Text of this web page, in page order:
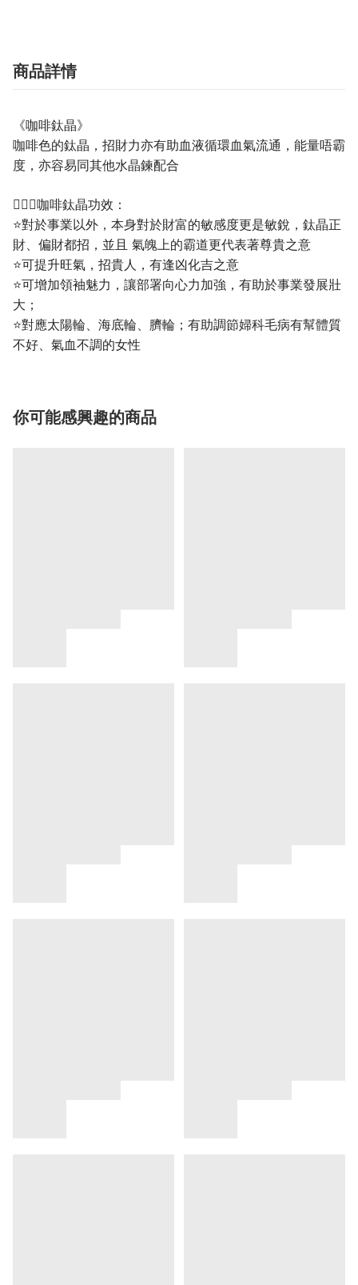
商品詳情
《咖啡鈦晶》
咖啡色的鈦晶，招財力亦有助血液循環血氣流通，能量唔霸
度，亦容易同其他水晶鍊配合
💁🏼‍♀️咖啡鈦晶功效：
⭐️對於事業以外，本身對於財富的敏感度更是敏銳，鈦晶正
財、偏財都招，並且 氣魄上的霸道更代表著尊貴之意
⭐️可提升旺氣，招貴人，有逢凶化吉之意
⭐️可增加領袖魅力，讓部署向心力加強，有助於事業發展壯
大；
⭐️對應太陽輪、海底輪、臍輪；有助調節婦科毛病有幫體質
不好、氣血不調的女性
你可能感興趣的商品